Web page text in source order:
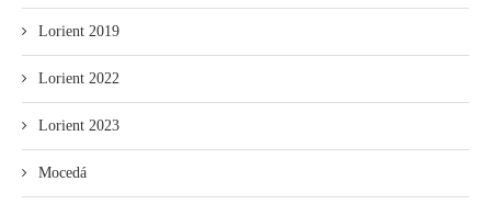
Lorient 2019
Lorient 2022
Lorient 2023
Mocedá